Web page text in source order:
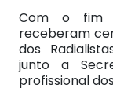
Com o fim
receberam
dos
junto a
profissional